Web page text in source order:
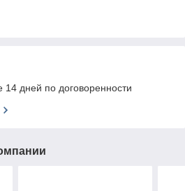
14 дней по договоренности